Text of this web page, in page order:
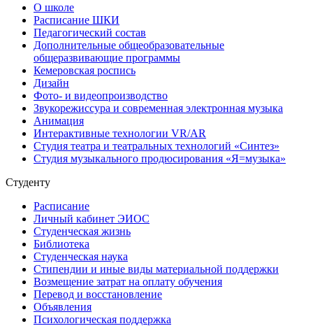
О школе
Расписание ШКИ
Педагогический состав
Дополнительные общеобразовательные
общеразвивающие программы
Кемеровская роспись
Дизайн
Фото- и видеопроизводство
Звукорежиссура и современная электронная музыка
Анимация
Интерактивные технологии VR/AR
Студия театра и театральных технологий «Синтез»
Студия музыкального продюсирования «Я=музыка»
Студенту
Расписание
Личный кабинет ЭИОС
Студенческая жизнь
Библиотека
Студенческая наука
Стипендии и иные виды материальной поддержки
Возмещение затрат на оплату обучения
Перевод и восстановление
Объявления
Психологическая поддержка